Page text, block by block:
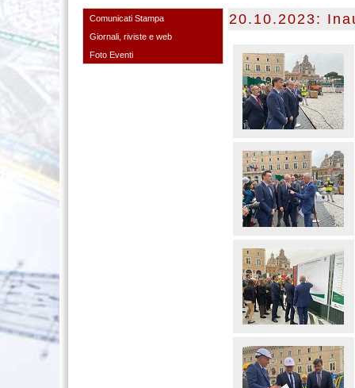
Comunicati Stampa
Giornali, riviste e web
Foto Eventi
20.10.2023: